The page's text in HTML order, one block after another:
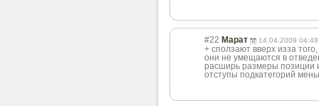
#22 Марат 14.04.2009 04:48
+ сползают вверх изза
они не умещаются в
расширь размеры позиции
отступы подкатегорий